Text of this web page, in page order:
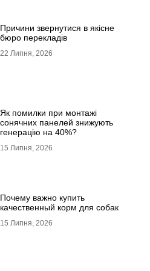
Причини звернутися в якісне
бюро перекладів
22 Липня, 2026
Як помилки при монтажі
сонячних панелей знижують
генерацію на 40%?
15 Липня, 2026
Почему важно купить
качественный корм для собак
15 Липня, 2026